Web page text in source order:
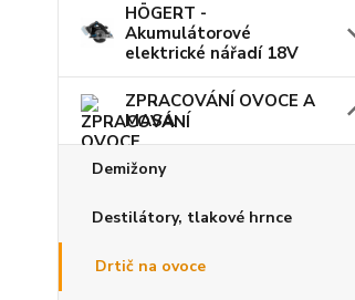
HÖGERT -
Akumulátorové
elektrické nářadí 18V
ZPRACOVÁNÍ OVOCE A
MASA
Demižony
Destilátory, tlakové hrnce
Drtič na ovoce